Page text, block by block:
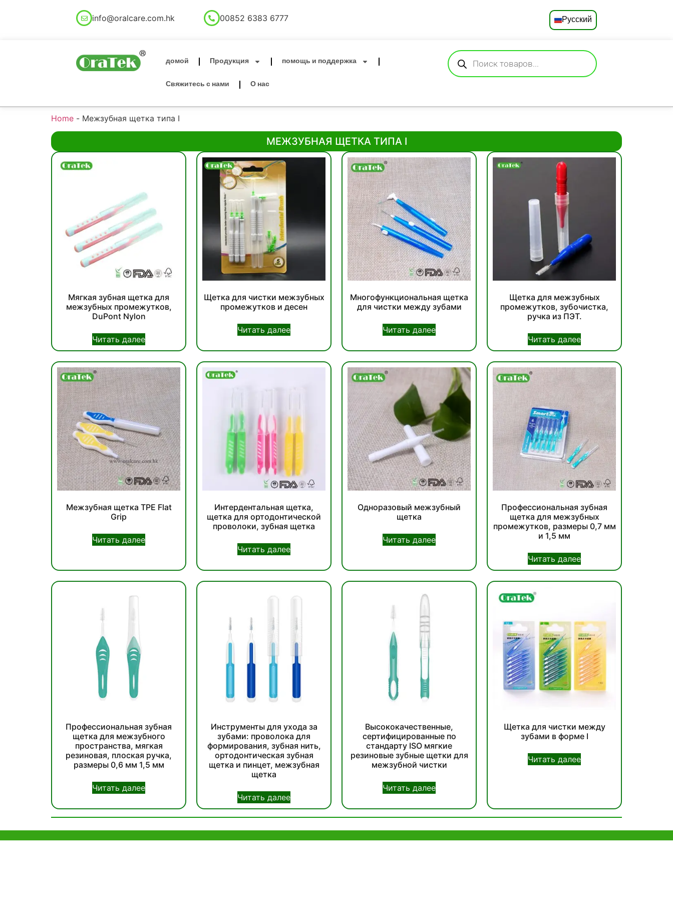
info@oralcare.com.hk 00852 6383 6777
Русский
Deutsch
домой Продукция
помощь и поддержка
Свяжитесь с нами
О нас
Home - Межзубная щетка типа I
МЕЖЗУБНАЯ ЩЕТКА ТИПА I
Мягкая зубная щетка для
межзубных промежутков,
DuPont Nylon
Читать далее
Щетка для чистки межзубных
промежутков и десен
Читать далее
Многофункциональная щетка
для чистки между зубами
Читать далее
Щетка для межзубных
промежутков, зубочистка,
ручка из ПЭТ.
Читать далее
Межзубная щетка TPE Flat
Grip
Читать далее
Интердентальная щетка,
щетка для ортодонтической
проволоки, зубная щетка
Читать далее
Одноразовый межзубный
щетка
Читать далее
Профессиональная зубная
щетка для межзубных
промежутков, размеры 0,7 мм
и 1,5 мм
Читать далее
Профессиональная зубная
щетка для межзубного
пространства, мягкая
резиновая, плоская ручка,
размеры 0,6 мм 1,5 мм
Читать далее
Инструменты для ухода за
зубами: проволока для
формирования, зубная нить,
ортодонтическая зубная
щетка и пинцет, межзубная
щетка
Читать далее
Высококачественные,
сертифицированные по
стандарту ISO мягкие
резиновые зубные щетки для
межзубной чистки
Читать далее
Щетка для чистки между
зубами в форме I
Читать далее